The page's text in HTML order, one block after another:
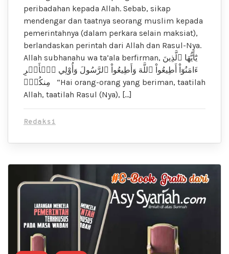
peribadahan kepada Allah. Sebab, sikap
mendengar dan taatnya seorang muslim kepada
pemerintahnya (dalam perkara selain maksiat),
berlandaskan perintah dari Allah dan Rasul-Nya.
Allah subhanahu wa ta’ala berfirman, يَٰٓأَيُّهَا ٱلَّذِينَ
ءَامَنُوٓاْ أَطِيعُواْ ٱللَّهَ وَأَطِيعُواْ ٱلرَّسُولَ وَأُوْلِي ٱلۡأَمۡرِ
مِنكُمۡۖ “Hai orang-orang yang beriman, taatilah
Allah, taatilah Rasul (Nya), […]
Redaksi